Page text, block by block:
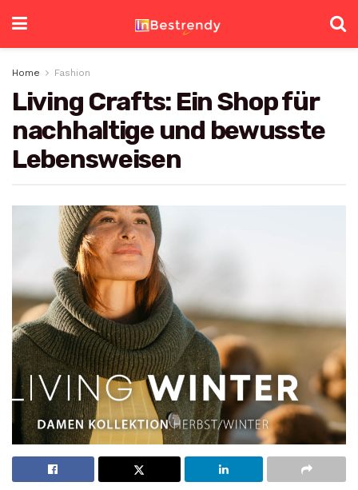
Home Fashion
Living Crafts: Ein Shop für
nachhaltige und bewusste
Lebensweisen